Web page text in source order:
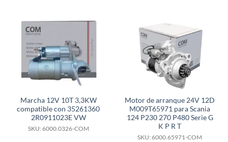
Marcha 12V 10T 3,3KW
compatible con 35261360
2R0911023E VW
SKU: 6000.0326-COM
Motor de arranque 24V 12D
M009T65971 para Scania
124 P230 270 P480 Serie G
K P R T
SKU: 6000.65971-COM